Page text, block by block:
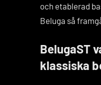
och etablerad
Beluga så
BelugaST
klassiska